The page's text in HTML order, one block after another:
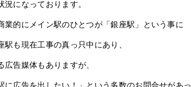
になっております。
的にメイン駅のひとつが「銀座駅」という事に
も現在工事の真っ只中にあり、
告媒体もありますが、